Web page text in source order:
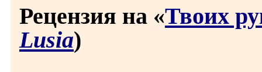
Рецензия на «Твоих
Lusia)